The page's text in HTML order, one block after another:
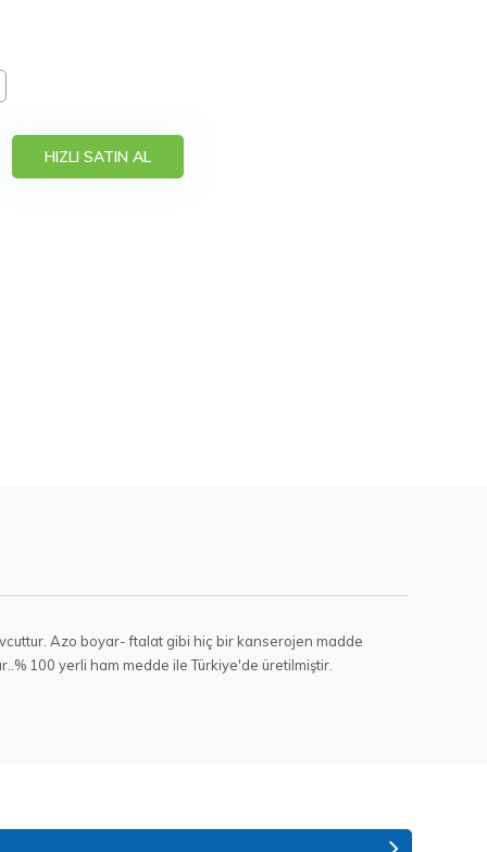
HIZLI SATIN AL
Azo boyar- ftalat gibi hiç bir kanserojen madde
100 yerli ham medde ile Türkiye'de üretilmiştir.